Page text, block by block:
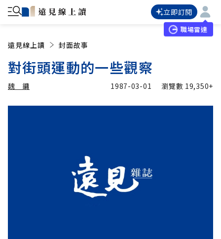
立即訂閱
職場雷達
遠見線上讀 封面故事
對街頭運動的一些觀察
魏 鏞 1987-03-01 瀏覽數 19,350+